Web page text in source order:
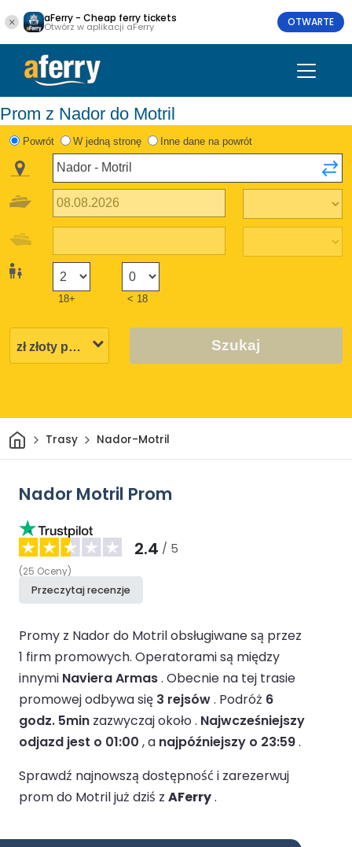
aFerry - Cheap ferry tickets
Otwórz w aplikacji aFerry OTWARTE
Prom z Nador do Motril
Powrót W jedną stronę Inne dane na powrót
18+ < 18
Szukaj
DomTrasy Nador-Motril
Nador Motril Prom
2.4 / 5
(25 Oceny)
Przeczytaj recenzje
Promy z Nador do Motril obsługiwane są przez
1 firm promowych. Operatorami są między
innymi Naviera Armas. Obecnie na tej trasie
promowej odbywa się 3 rejsów. Podróż 6
godz. 5min zazwyczaj około . Najwcześniejszy
odjazd jest o 01:00 , a najpóźniejszy o 23:59.
Sprawdź najnowszą dostępność i zarezerwuj
prom do Motril już dziś z AFerry.